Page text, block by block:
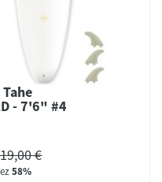
- 7'6" #4
€
58%